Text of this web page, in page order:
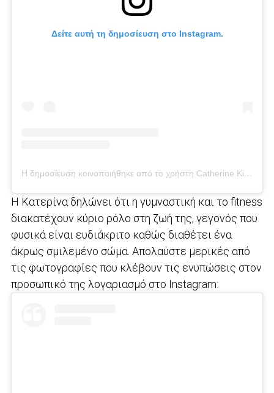
Δείτε αυτή τη δημοσίευση στο Instagram.
Η δημοσίευση κοινοποιήθηκε από το χρήστη Catherine Kikilia (@catherine_kikilia)
H Kατερίνα δηλώνει ότι η γυμναστική και το fitness
διακατέχουν κύριο ρόλο στη ζωή της, γεγονός που
φυσικά είναι ευδιάκριτο καθώς διαθέτει ένα
άκρως σμιλεμένο σώμα. Απολαύστε μερικές από
τις φωτογραφίες που κλέβουν τις ενυπώσεις στον
προσωπικό της λογαριασμό στο Instagram: